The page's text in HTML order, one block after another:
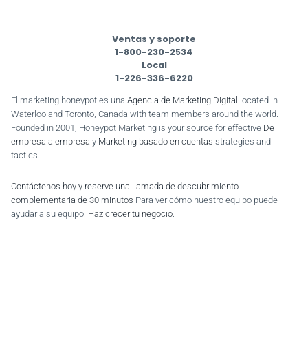
Ventas y soporte
1-800-230-2534
Local
1-226-336-6220
El marketing honeypot es una Agencia de Marketing Digital located in
Waterloo and Toronto, Canada with team members around the world.
Founded in 2001, Honeypot Marketing is your source for effective De
empresa a empresa y Marketing basado en cuentas strategies and
tactics.
Contáctenos hoy y reserve una llamada de descubrimiento
complementaria de 30 minutos Para ver cómo nuestro equipo puede
ayudar a su equipo. Haz crecer tu negocio.